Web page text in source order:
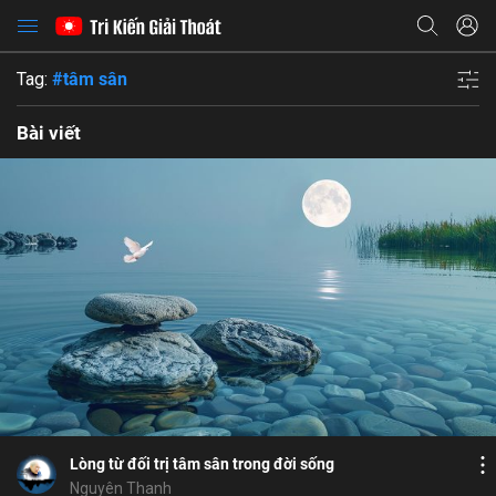
Tag: #tâm sân
Bài viết
tâm sân chướng ngại tỉnh thức sân
7 6
Lòng từ đối trị tâm sân trong đời sống
Nguyên Thanh
Bỏ chọn
Bỏ chọn
Bình luận
Lưu
Chia sẻ
Địa chỉ email
Mật khẩu
Địa chỉ email thành công
Địa chỉ email
Mật khẩu
ĐĂNG NHẬP NGAY